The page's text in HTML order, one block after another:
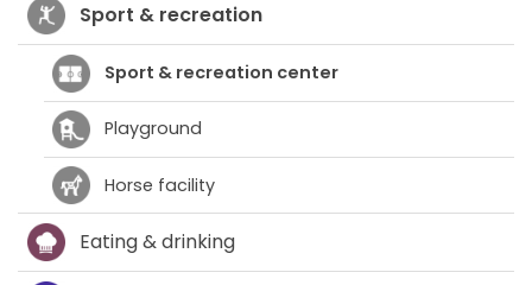
Sport & recreation
Sport & recreation center
Playground
Horse facility
Eating & drinking